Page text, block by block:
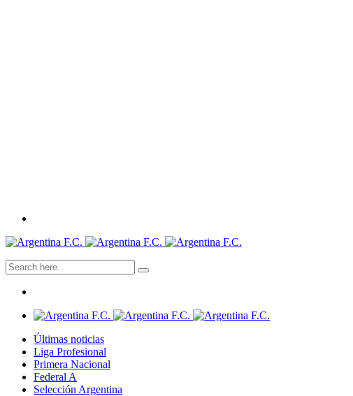
Últimas noticias
Liga Profesional
Primera Nacional
Federal A
Selección Argentina